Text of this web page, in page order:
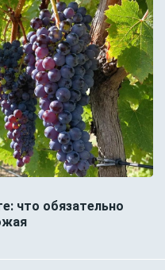
что обязательно